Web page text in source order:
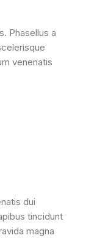
Phasellus a
venenatis
dui
tincidunt
magna